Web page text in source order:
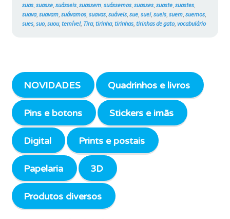
suas, suasse, suásseis, suassem, suássemos, suasses, suaste, suastes,
suava, suavam, suávamos, suavas, suáveis, sue, suei, sueis, suem, suemos,
sues, suo, suou, temível, Tira, tirinha, tirinhas, tirinhas de gato, vocabulário
NOVIDADES Quadrinhos e livros
Pins e botons Stickers e imãs
Digital Prints e postais
Papelaria 3D
Produtos diversos